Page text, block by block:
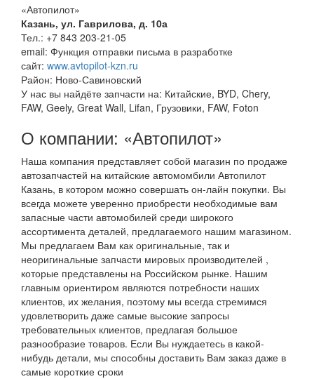
«Автопилот»
Казань, ул. Гаврилова, д. 10а
Тел.: +7 843 203-21-05
email: Функция отправки письма в разработке
сайт: www.avtopilot-kzn.ru
Район: Ново-Савиновский
У нас вы найдёте запчасти на: Китайские, BYD, Chery,
FAW, Geely, Great Wall, Lifan, Грузовики, FAW, Foton
О компании: «Автопилот»
Наша компания представляет собой магазин по продаже
автозапчастей на китайские автомомбили Автопилот
Казань, в котором можно совершать он-лайн покупки. Вы
всегда можете уверенно приобрести необходимые вам
запасные части автомобилей среди широкого
ассортимента деталей, предлагаемого нашим магазином.
Мы предлагаем Вам как оригинальные, так и
неоригинальные запчасти мировых производителей ,
которые представлены на Российском рынке. Нашим
главным ориентиром являются потребности наших
клиентов, их желания, поэтому мы всегда стремимся
удовлетворить даже самые высокие запросы
требовательных клиентов, предлагая большое
разнообразие товаров. Если Вы нуждаетесь в какой-
нибудь детали, мы способны доставить Вам заказ даже в
самые короткие сроки